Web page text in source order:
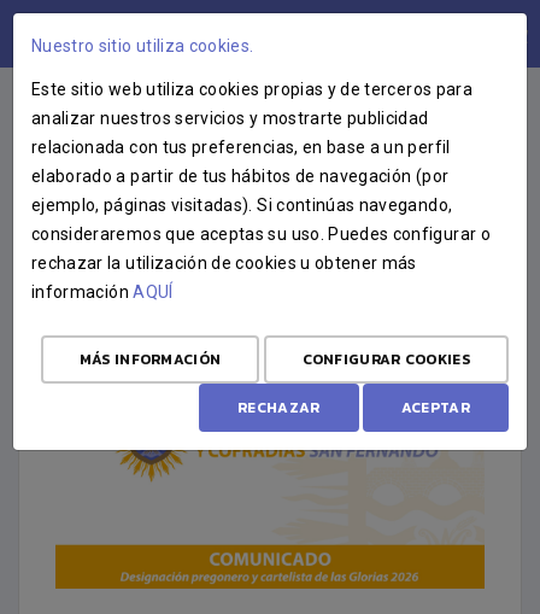
COMUNICADO
DESIGNACIÓN PREGONERO Y
CARTELISTA GLORIAS 2026
Nuestro sitio utiliza cookies.
Este sitio web utiliza cookies propias y de terceros para
analizar nuestros servicios y mostrarte publicidad
relacionada con tus preferencias, en base a un perfil
elaborado a partir de tus hábitos de navegación (por
ejemplo, páginas visitadas). Si continúas navegando,
consideraremos que aceptas su uso. Puedes configurar o
rechazar la utilización de cookies u obtener más
informaciónAQUÍ
MÁS INFORMACIÓN CONFIGURAR COOKIES
RECHAZAR ACEPTAR